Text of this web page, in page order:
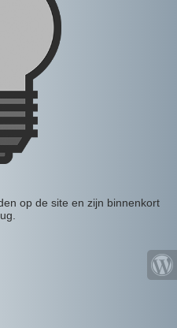
op de site en zijn binnenkort